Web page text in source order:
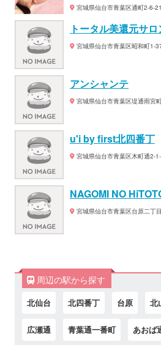
宮城県仙台市青葉区通町2-6-21
トータル美還元サ
宮城県仙台市青葉区昭和町1-
アンシャンテ
宮城県仙台市青葉区堤通雨宮
u'i by first北四番丁
宮城県仙台市青葉区木町通2-
NAGOMI NO
宮城県仙台市青葉区台原二丁
周辺の駅から探す
北仙台 北四番丁 台原 北
広瀬通 青葉通一番町 あおば